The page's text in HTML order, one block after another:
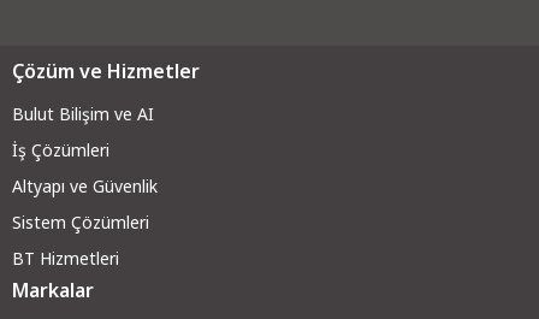
Çözüm ve Hizmetler
Bulut Bilişim ve AI
İş Çözümleri
Altyapı ve Güvenlik
Sistem Çözümleri
BT Hizmetleri
Markalar